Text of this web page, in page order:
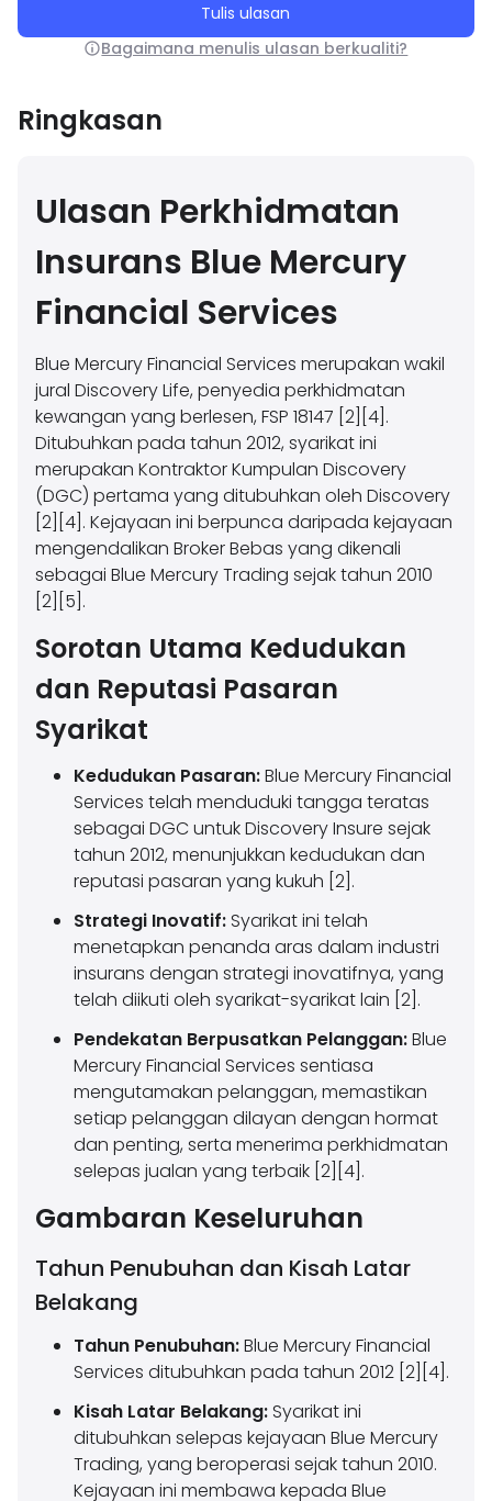
Tulis ulasan
Bagaimana menulis ulasan berkualiti?
Ringkasan
Ulasan Perkhidmatan
Insurans Blue Mercury
Financial Services
Blue Mercury Financial Services merupakan wakil
jural Discovery Life, penyedia perkhidmatan
kewangan yang berlesen, FSP 18147 [2][4].
Ditubuhkan pada tahun 2012, syarikat ini
merupakan Kontraktor Kumpulan Discovery
(DGC) pertama yang ditubuhkan oleh Discovery
[2][4]. Kejayaan ini berpunca daripada kejayaan
mengendalikan Broker Bebas yang dikenali
sebagai Blue Mercury Trading sejak tahun 2010
[2][5].
Sorotan Utama Kedudukan
dan Reputasi Pasaran
Syarikat
Kedudukan Pasaran:Blue Mercury Financial
Services telah menduduki tangga teratas
sebagai DGC untuk Discovery Insure sejak
tahun 2012, menunjukkan kedudukan dan
reputasi pasaran yang kukuh [2].
Strategi Inovatif: Syarikat ini telah
menetapkan penanda aras dalam industri
insurans dengan strategi inovatifnya, yang
telah diikuti oleh syarikat-syarikat lain [2].
Pendekatan Berpusatkan Pelanggan:Blue
Mercury Financial Services sentiasa
mengutamakan pelanggan, memastikan
setiap pelanggan dilayan dengan hormat
dan penting, serta menerima perkhidmatan
selepas jualan yang terbaik [2][4].
Gambaran Keseluruhan
Tahun Penubuhan dan Kisah Latar
Belakang
Tahun Penubuhan:Blue Mercury Financial
Services ditubuhkan pada tahun 2012 [2][4].
Kisah Latar Belakang: Syarikat ini
ditubuhkan selepas kejayaan Blue Mercury
Trading, yang beroperasi sejak tahun 2010.
Kejayaan ini membawa kepada Blue